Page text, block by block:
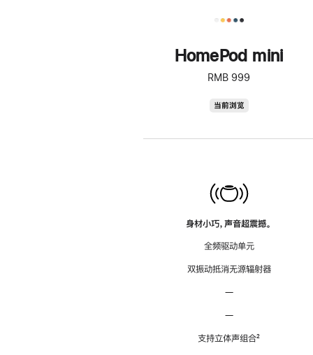
HomePod mini
RMB 999
当前浏览
身材小巧，声音超震撼。
全频驱动单元
双振动抵消无源辐射器
—
—
支持立体声组合脚
²